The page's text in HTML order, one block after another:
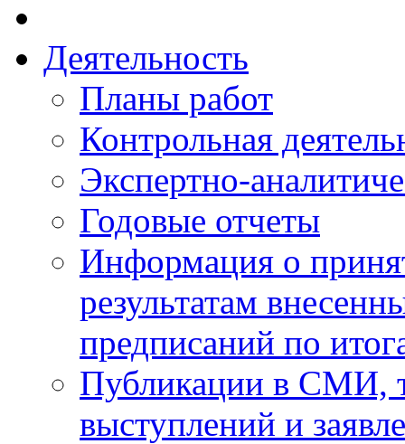
Деятельность
Планы работ
Контрольная
Экспертно-
Годовые отчеты
Информация о
результатам
предписаний по
Публикации в СМИ,
выступлений и